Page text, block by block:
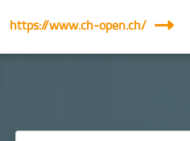
https://www.ch-open.ch/